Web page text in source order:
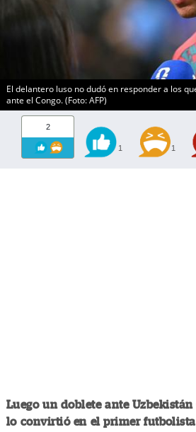
El delantero luso no dudó en responder a los
ante el Congo. (Foto: AFP)
2
1 1
Luego un doblete ante Uzbekistán
lo convirtió en el primer